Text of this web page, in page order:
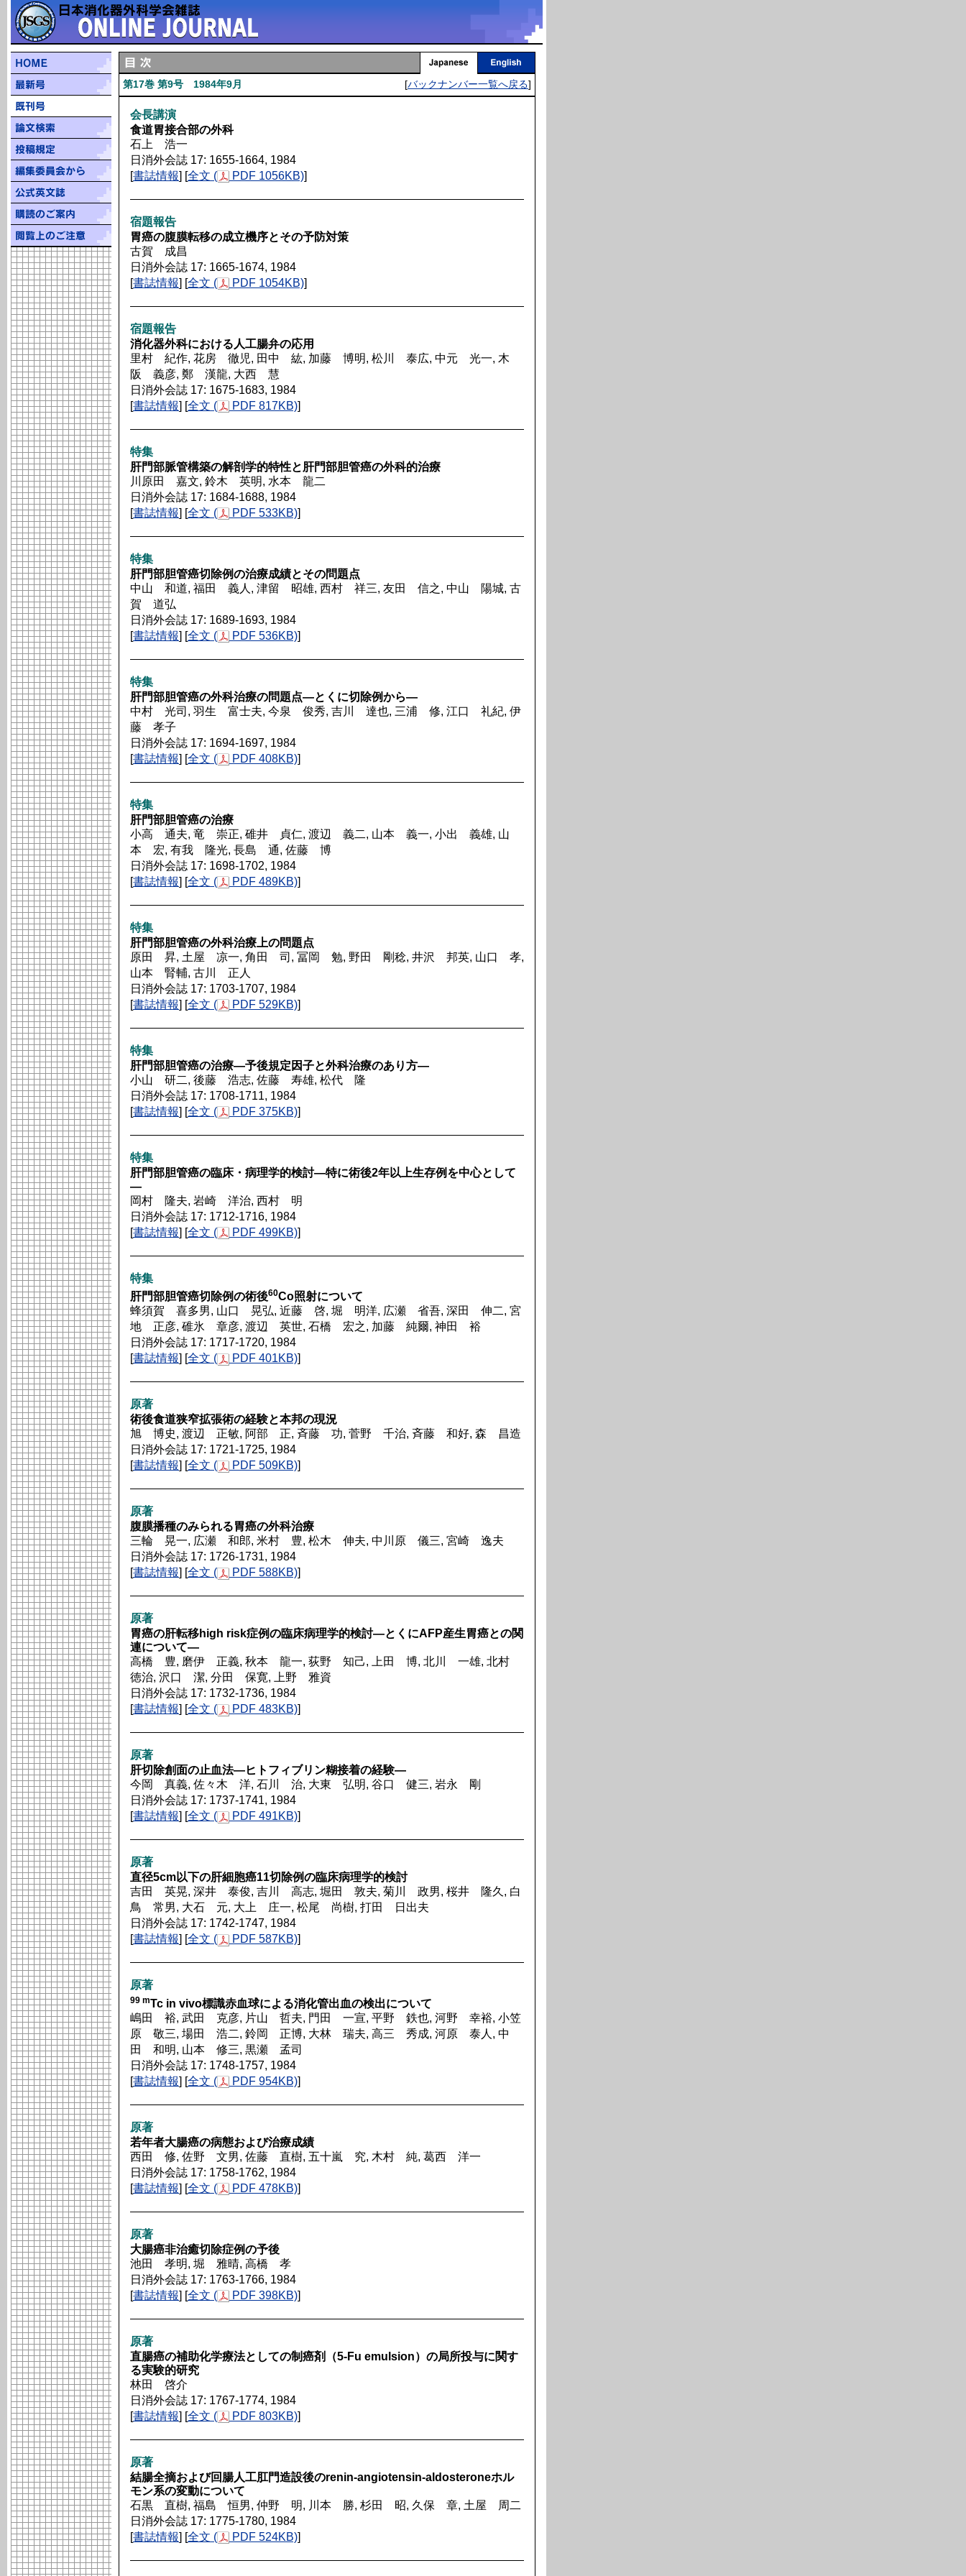
第17巻 第9号 1984年9月 [バックナンバー一覧へ戻る]
会長講演
食道胃接合部の外科
石上 浩一
日消外会誌 17: 1655-1664, 1984
[書誌情報] [全文 ( PDF 1056KB)]
宿題報告
胃癌の腹膜転移の成立機序とその予防対策
古賀 成昌
日消外会誌 17: 1665-1674, 1984
[書誌情報] [全文 ( PDF 1054KB)]
宿題報告
消化器外科における人工腸弁の応用
里村 紀作, 花房 徹児, 田中 紘, 加藤 博明, 松川 泰広, 中元 光一, 木
阪 義彦, 鄭 漢龍, 大西 慧
日消外会誌 17: 1675-1683, 1984
[書誌情報] [全文 ( PDF 817KB)]
特集
肝門部脈管構築の解剖学的特性と肝門部胆管癌の外科的治療
川原田 嘉文, 鈴木 英明, 水本 龍二
日消外会誌 17: 1684-1688, 1984
[書誌情報] [全文 ( PDF 533KB)]
特集
肝門部胆管癌切除例の治療成績とその問題点
中山 和道, 福田 義人, 津留 昭雄, 西村 祥三, 友田 信之, 中山 陽城, 古
賀 道弘
日消外会誌 17: 1689-1693, 1984
[書誌情報] [全文 ( PDF 536KB)]
特集
肝門部胆管癌の外科治療の問題点―とくに切除例から―
中村 光司, 羽生 富士夫, 今泉 俊秀, 吉川 達也, 三浦 修, 江口 礼紀, 伊
藤 孝子
日消外会誌 17: 1694-1697, 1984
[書誌情報] [全文 ( PDF 408KB)]
特集
肝門部胆管癌の治療
小高 通夫, 竜 崇正, 碓井 貞仁, 渡辺 義二, 山本 義一, 小出 義雄, 山
本 宏, 有我 隆光, 長島 通, 佐藤 博
日消外会誌 17: 1698-1702, 1984
[書誌情報] [全文 ( PDF 489KB)]
特集
肝門部胆管癌の外科治療上の問題点
原田 昇, 土屋 凉一, 角田 司, 冨岡 勉, 野田 剛稔, 井沢 邦英, 山口 孝,
山本 腎輔, 古川 正人
日消外会誌 17: 1703-1707, 1984
[書誌情報] [全文 ( PDF 529KB)]
特集
肝門部胆管癌の治療―予後規定因子と外科治療のあり方―
小山 研二, 後藤 浩志, 佐藤 寿雄, 松代 隆
日消外会誌 17: 1708-1711, 1984
[書誌情報] [全文 ( PDF 375KB)]
特集
肝門部胆管癌の臨床・病理学的検討―特に術後2年以上生存例を中心として
―
岡村 隆夫, 岩崎 洋治, 西村 明
日消外会誌 17: 1712-1716, 1984
[書誌情報] [全文 ( PDF 499KB)]
特集
肝門部胆管癌切除例の術後60Co照射について
蜂須賀 喜多男, 山口 晃弘, 近藤 啓, 堀 明洋, 広瀬 省吾, 深田 伸二, 宮
地 正彦, 碓氷 章彦, 渡辺 英世, 石橋 宏之, 加藤 純爾, 神田 裕
日消外会誌 17: 1717-1720, 1984
[書誌情報] [全文 ( PDF 401KB)]
原著
術後食道狭窄拡張術の経験と本邦の現況
旭 博史, 渡辺 正敏, 阿部 正, 斉藤 功, 菅野 千治, 斉藤 和好, 森 昌造
日消外会誌 17: 1721-1725, 1984
[書誌情報] [全文 ( PDF 509KB)]
原著
腹膜播種のみられる胃癌の外科治療
三輪 晃一, 広瀬 和郎, 米村 豊, 松木 伸夫, 中川原 儀三, 宮崎 逸夫
日消外会誌 17: 1726-1731, 1984
[書誌情報] [全文 ( PDF 588KB)]
原著
胃癌の肝転移high risk症例の臨床病理学的検討―とくにAFP産生胃癌との関
連について―
高橋 豊, 磨伊 正義, 秋本 龍一, 荻野 知己, 上田 博, 北川 一雄, 北村
徳治, 沢口 潔, 分田 保寛, 上野 雅資
日消外会誌 17: 1732-1736, 1984
[書誌情報] [全文 ( PDF 483KB)]
原著
肝切除創面の止血法―ヒトフィブリン糊接着の経験―
今岡 真義, 佐々木 洋, 石川 治, 大東 弘明, 谷口 健三, 岩永 剛
日消外会誌 17: 1737-1741, 1984
[書誌情報] [全文 ( PDF 491KB)]
原著
直径5cm以下の肝細胞癌11切除例の臨床病理学的検討
吉田 英晃, 深井 泰俊, 吉川 高志, 堀田 敦夫, 菊川 政男, 桜井 隆久, 白
鳥 常男, 大石 元, 大上 庄一, 松尾 尚樹, 打田 日出夫
日消外会誌 17: 1742-1747, 1984
[書誌情報] [全文 ( PDF 587KB)]
原著
99 mTc in vivo標識赤血球による消化管出血の検出について
嶋田 裕, 武田 克彦, 片山 哲夫, 門田 一宣, 平野 鉄也, 河野 幸裕, 小笠
原 敬三, 場田 浩二, 鈴岡 正博, 大林 瑞夫, 高三 秀成, 河原 泰人, 中
田 和明, 山本 修三, 黒瀬 孟司
日消外会誌 17: 1748-1757, 1984
[書誌情報] [全文 ( PDF 954KB)]
原著
若年者大腸癌の病態および治療成績
西田 修, 佐野 文男, 佐藤 直樹, 五十嵐 究, 木村 純, 葛西 洋一
日消外会誌 17: 1758-1762, 1984
[書誌情報] [全文 ( PDF 478KB)]
原著
大腸癌非治癒切除症例の予後
池田 孝明, 堀 雅晴, 高橋 孝
日消外会誌 17: 1763-1766, 1984
[書誌情報] [全文 ( PDF 398KB)]
原著
直腸癌の補助化学療法としての制癌剤（5-Fu emulsion）の局所投与に関す
る実験的研究
林田 啓介
日消外会誌 17: 1767-1774, 1984
[書誌情報] [全文 ( PDF 803KB)]
原著
結腸全摘および回腸人工肛門造設後のrenin-angiotensin-aldosteroneホル
モン系の変動について
石黒 直樹, 福島 恒男, 仲野 明, 川本 勝, 杉田 昭, 久保 章, 土屋 周二
日消外会誌 17: 1775-1780, 1984
[書誌情報] [全文 ( PDF 524KB)]